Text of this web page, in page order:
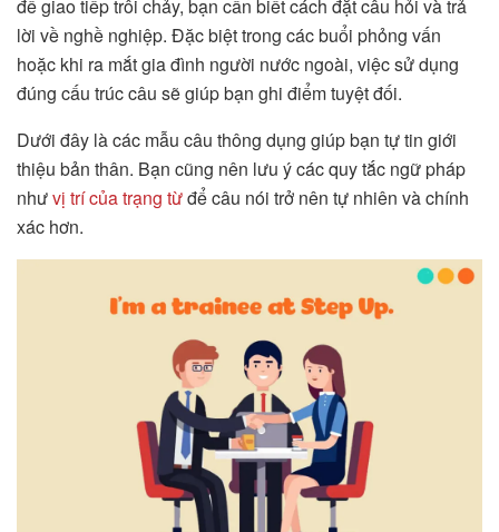
để giao tiếp trôi chảy, bạn cần biết cách đặt câu hỏi và trả
lời về nghề nghiệp. Đặc biệt trong các buổi phỏng vấn
hoặc khi ra mắt gia đình người nước ngoài, việc sử dụng
đúng cấu trúc câu sẽ giúp bạn ghi điểm tuyệt đối.
Dưới đây là các mẫu câu thông dụng giúp bạn tự tin giới
thiệu bản thân. Bạn cũng nên lưu ý các quy tắc ngữ pháp
nhưvị trí của trạng từđể câu nói trở nên tự nhiên và chính
xác hơn.